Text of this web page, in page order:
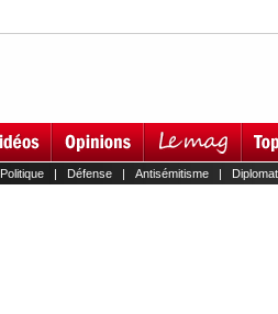
Politique| Défense| Antisémitisme|